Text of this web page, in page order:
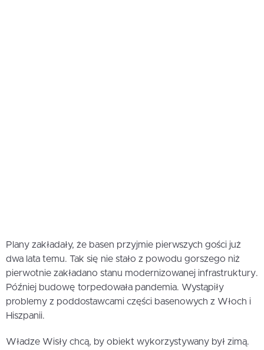
Plany zakładały, że basen przyjmie pierwszych gości już
dwa lata temu. Tak się nie stało z powodu gorszego niż
pierwotnie zakładano stanu modernizowanej infrastruktury.
Później budowę torpedowała pandemia. Wystąpiły
problemy z poddostawcami części basenowych z Włoch i
Hiszpanii.
Władze Wisły chcą, by obiekt wykorzystywany był zimą.